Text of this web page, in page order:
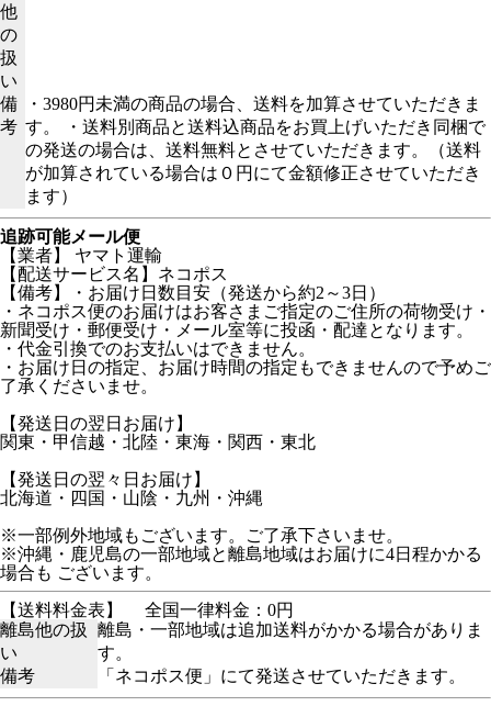
他
の
扱
い
備
考
・3980円未満の商品の場合、送料を加算させていただきま
す。 ・送料別商品と送料込商品をお買上げいただき同梱で
の発送の場合は、送料無料とさせていただきます。（送料
が加算されている場合は０円にて金額修正させていただき
ます）
追跡可能メール便
【業者】 ヤマト運輸
【配送サービス名】ネコポス
【備考】・お届け日数目安（発送から約2～3日）
・ネコポス便のお届けはお客さまご指定のご住所の荷物受け・
新聞受け・郵便受け・メール室等に投函・配達となります。
・代金引換でのお支払いはできません。
・お届け日の指定、お届け時間の指定もできませんので予めご
了承くださいませ。
【発送日の翌日お届け】
関東・甲信越・北陸・東海・関西・東北
【発送日の翌々日お届け】
北海道・四国・山陰・九州・沖縄
※一部例外地域もございます。ご了承下さいませ。
※沖縄・鹿児島の一部地域と離島地域はお届けに4日程かかる
場合も ございます。
【送料料金表】
全国一律料金：0円
離島他の扱
い
離島・一部地域は追加送料がかかる場合がありま
す。
備考
「ネコポス便」にて発送させていただきます。